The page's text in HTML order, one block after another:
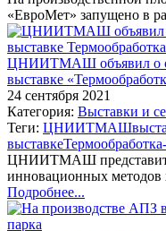
«ЕвроМет» запущено в
ЦНИИТМАШ объявил о
выставке
24 сентября 2021
Категория: Выставки и
Теги: ЦНИИТМАШ
выставке
ЦНИИТМАШ представит
инновационных методов
Подробнее...